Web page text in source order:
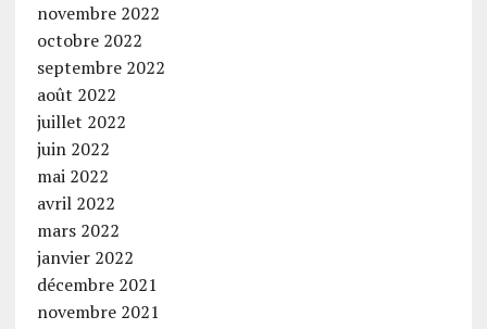
novembre 2022
octobre 2022
septembre 2022
août 2022
juillet 2022
juin 2022
mai 2022
avril 2022
mars 2022
janvier 2022
décembre 2021
novembre 2021